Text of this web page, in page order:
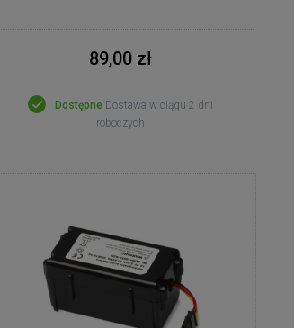
89,00 zł
Dostępne Dostawa w ciągu 2 dni
roboczych